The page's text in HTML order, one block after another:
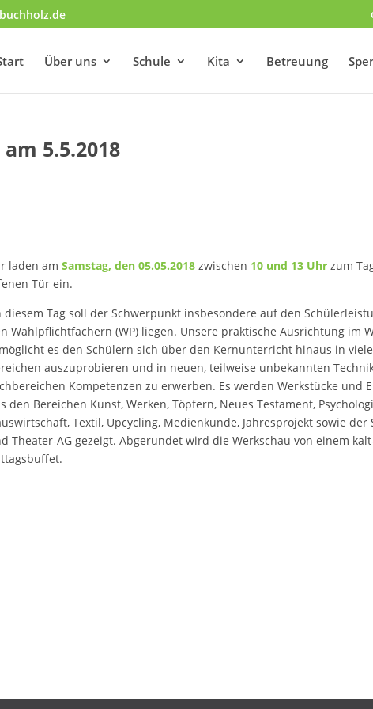
Über uns Schule Kita Betreuung
5.5.2018
ladenam Samstag, den 05.05.2018 zwischen 10 und 13 Uhr zum
Tür ein.
diesem Tag soll der Schwerpunkt insbesondere auf den
Wahlpflichtfächern (WP) liegen. Unsere praktische Ausrichtung im
es den Schülern sich über den Kernunterricht hinaus in
auszuprobieren und in neuen, teilweise unbekannten
Kompetenzen zu erwerben. Es werden Werkstücke und
den Bereichen Kunst, Werken, Töpfern, Neues Testament,
Textil, Upcycling, Medienkunde, Jahresprojekt sowie der
Theater-AG gezeigt. Abgerundet wird die Werkschau von einem